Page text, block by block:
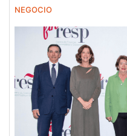
NEGOCIO